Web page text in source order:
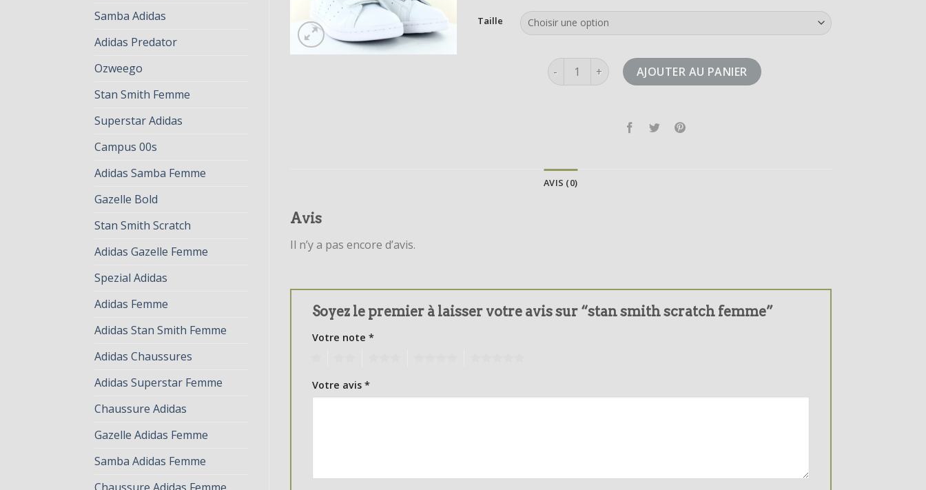
Samba Adidas
Adidas Predator
Ozweego
Stan Smith Femme
Superstar Adidas
Campus 00s
Adidas Samba Femme
Gazelle Bold
Stan Smith Scratch
Adidas Gazelle Femme
Spezial Adidas
Adidas Femme
Adidas Stan Smith Femme
Adidas Chaussures
Adidas Superstar Femme
Chaussure Adidas
Gazelle Adidas Femme
Samba Adidas Femme
Taille
quantité de stan smith scratch femme
AJOUTER AU PANIER
AVIS (0)
Avis
Il n’y a pas encore d’avis.
Soyez le premier à laisser votre avis sur “stan smith scratch femme”
Votre note *
Votre avis *